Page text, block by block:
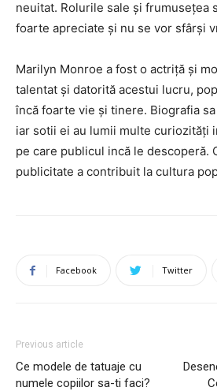
neuitat. Rolurile sale și frumusețea
foarte apreciate și nu se vor sfârși
Marilyn Monroe a fost o actriță și
talentat și datorită acestui lucru,
încă foarte vie și tinere. Biografia
iar sotii ei au lumii multe curiozități
pe care publicul incă le descoperă.
publicitate a contribuit la cultura
Facebook Twitter
Previous article
Ce modele de tatuaje cu
numele copiilor sa-ti faci?